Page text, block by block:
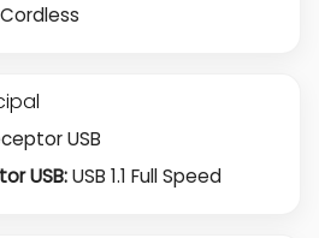
USB
USB:USB 1.1 Full Speed